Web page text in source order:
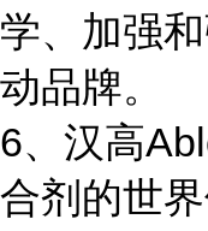
学、加强
动品牌。
6、汉高
合剂的世